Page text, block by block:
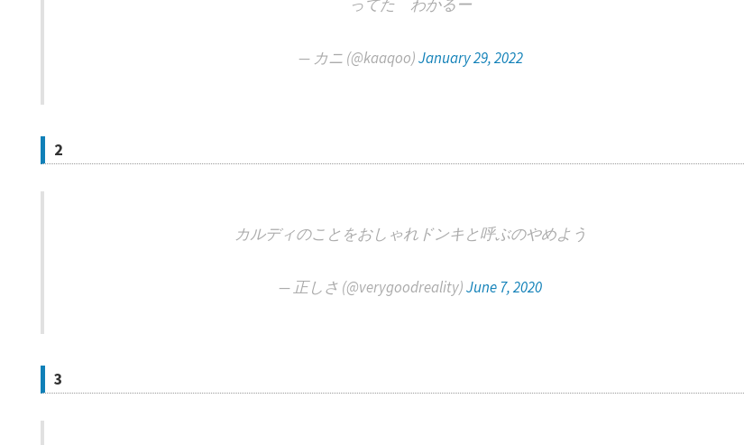
ってた わかるー
— カニ (@kaaqoo)January 29, 2022
2
カルディのことをおしゃれドンキと呼ぶのやめよう
— 正しさ (@verygoodreality)June 7, 2020
3